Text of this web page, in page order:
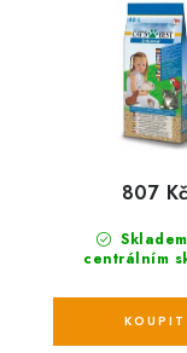
centrálním
807 Kč